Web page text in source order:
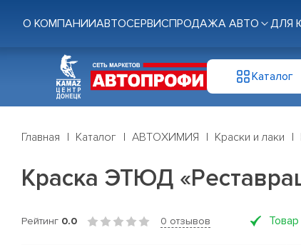
О КОМПАНИИАВТОСЕРВИСПРОДАЖА АВТО ДЛЯ
Каталог
Главная Каталог АВТОХИМИЯ Краски и лаки
Краска ЭТЮД
Рейтинг 0.0 0 отзывов